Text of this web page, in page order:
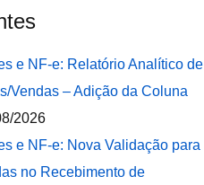
e NF-e: Relatório Analítico de
Vendas – Adição da Coluna
2026
e NF-e: Nova Validação para
no Recebimento de